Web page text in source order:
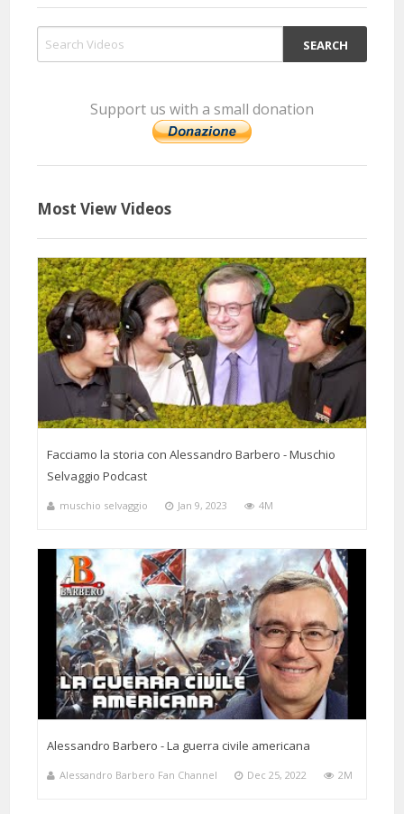
@ludovicocamellini7309Said: 5 Months 2 Days 123 Minutes ago
sentire qualcuno chiedere: "posso?" per parlare mi ha fatto
Una trasmissione dove non ci si parla sopra l'un l'altro, dove è
possibile esprimere concetti.
@giuseppinafavia8258Said: 28 Days 9 Hours 35 Minutes ago
Dove c'è Cultura, e Intelligenza c'è Educazione, Dialogo, trasparenza
Support us with a small donation
Most View Videos
Facciamo la storia con Alessandro Barbero - Muschio
Selvaggio Podcast
muschio selvaggio Jan 9, 2023 4M
Alessandro Barbero - La guerra civile americana
Alessandro Barbero Fan Channel Dec 25, 2022 2M